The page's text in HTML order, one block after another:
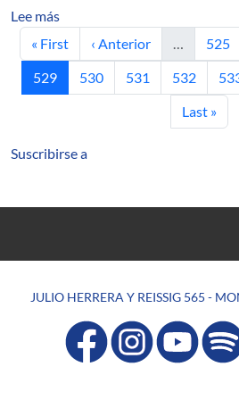
Lee mássobre Observable Optimal
Primera página
« First Página anterior
‹ Anterior … Página
525
Página actual
529 Página
530 Página
531 Página
532
Última
Last »
Suscribirse a
JULIO HERRERA Y REISSIG 565 -